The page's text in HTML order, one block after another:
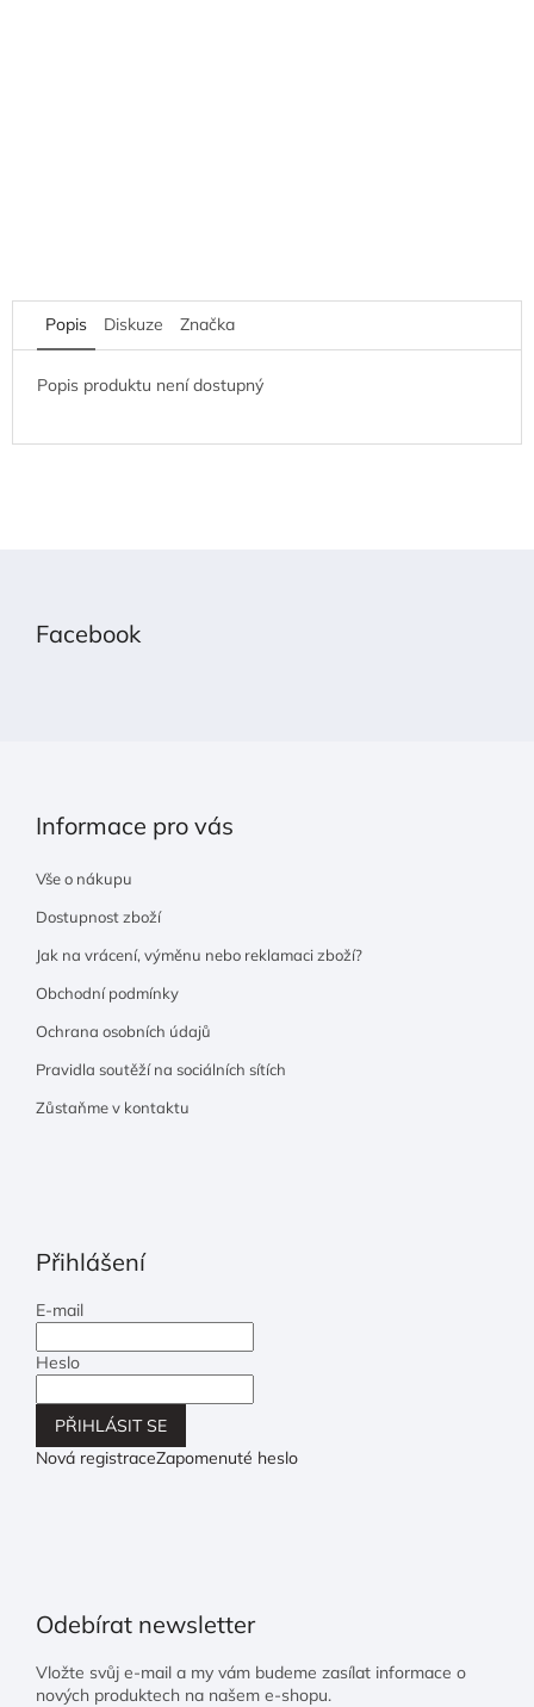
Popis Diskuze Značka
Popis produktu není dostupný
Facebook
Informace pro vás
Vše o nákupu
Dostupnost zboží
Jak na vrácení, výměnu nebo reklamaci zboží?
Obchodní podmínky
Ochrana osobních údajů
Pravidla soutěží na sociálních sítích
Zůstaňme v kontaktu
Přihlášení
E-mail
Heslo
PŘIHLÁSIT SE
Nová registraceZapomenuté heslo
Odebírat newsletter
Vložte svůj e-mail a my vám budeme zasílat informace o
nových produktech na našem e-shopu.